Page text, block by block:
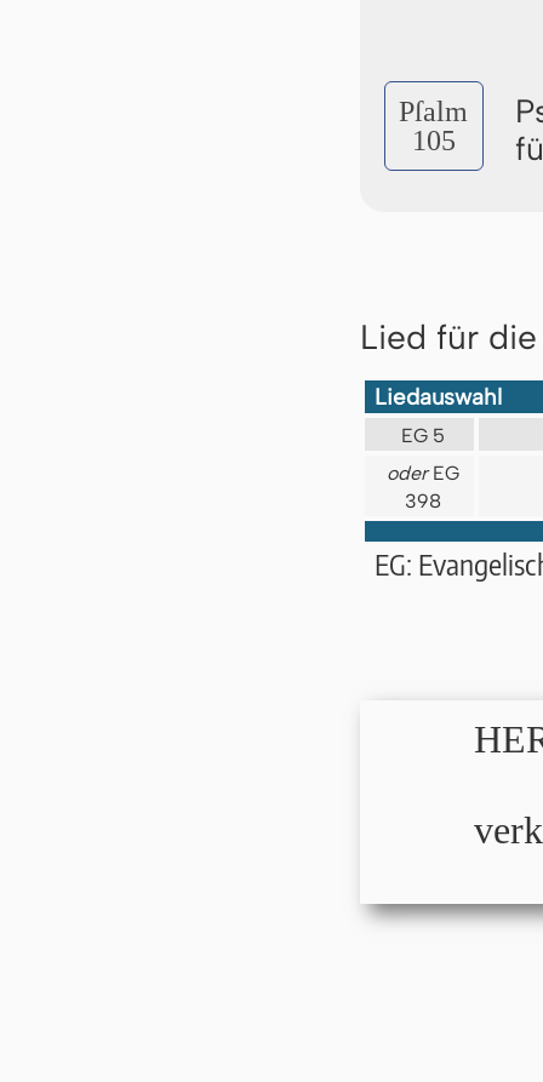
Pſalm
105
Lied für
Liedauswahl
EG 5
oderEG
398
EG: